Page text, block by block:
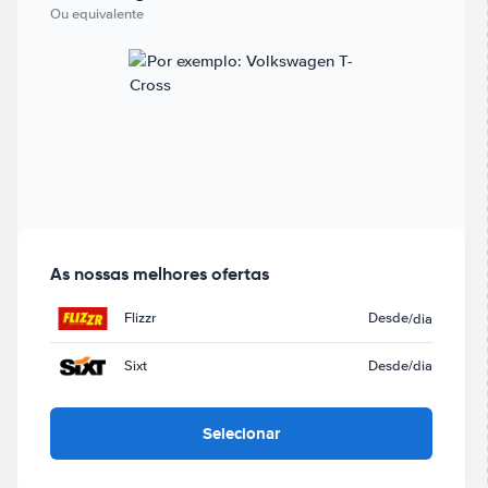
Ou equivalente
As nossas melhores ofertas
Flizzr Desde/dia
Sixt Desde/dia
Selecionar